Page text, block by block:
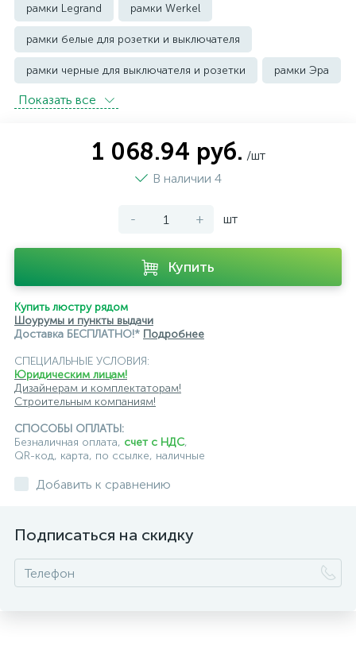
рамки Legrand рамки Werkel
рамки белые для розетки и выключателя
рамки черные для выключателя и розетки рамки Эра
Показать всe
1 068.94 руб. /шт
В наличии 4
- + шт
Купить
Купить люстру рядом
Шоурумы и пункты выдачи
Доставка БЕСПЛАТНО!* Подробнее
СПЕЦИАЛЬНЫЕ УСЛОВИЯ:
Юридическим лицам!
Дизайнерам и комплектаторам!
Строительным компаниям!
СПОСОБЫ ОПЛАТЫ:
Безналичная оплата, счет с НДС,
QR-код, карта, по ссылке, наличные
Добавить к сравнению
Подписаться на скидку